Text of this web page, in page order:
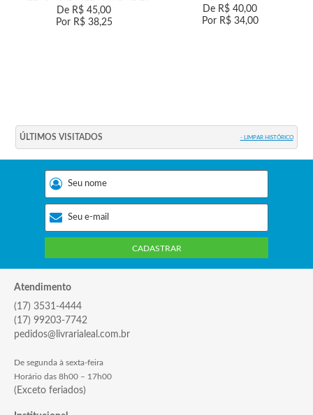
De R$ 45,00
Por R$ 38,25
De R$ 40,00
Por R$ 34,00
ÚLTIMOS VISITADOS - LIMPAR HISTÓRICO
CADASTRAR
Atendimento
(17) 3531-4444
(17) 99203-7742
pedidos@livrarialeal.com.br
De segunda à sexta-feira
Horário das 8h00 – 17h00
(Exceto feriados)